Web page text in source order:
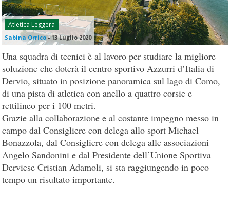
Atletica Leggera
Sabina Orrico-13 Luglio 2020
Una squadra di tecnici è al lavoro per studiare la migliore
soluzione che doterà il centro sportivo Azzurri d’Italia di
Dervio, situato in posizione panoramica sul lago di Como,
di una pista di atletica con anello a quattro corsie e
rettilineo per i 100 metri.
Grazie alla collaborazione e al costante impegno messo in
campo dal Consigliere con delega allo sport Michael
Bonazzola, dal Consigliere con delega alle associazioni
Angelo Sandonini e dal Presidente dell’Unione Sportiva
Derviese Cristian Adamoli, si sta raggiungendo in poco
tempo un risultato importante.